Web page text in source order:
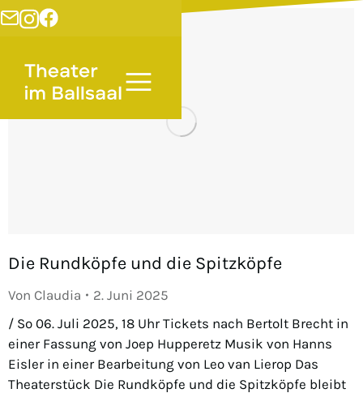
Die Rundköpfe und die Spitzköpfe
Von Claudia
2. Juni 2025
/ So 06. Juli 2025, 18 Uhr Tickets nach Bertolt Brecht in
einer Fassung von Joep Hupperetz Musik von Hanns
Eisler in einer Bearbeitung von Leo van Lierop Das
Theaterstück Die Rundköpfe und die Spitzköpfe bleibt